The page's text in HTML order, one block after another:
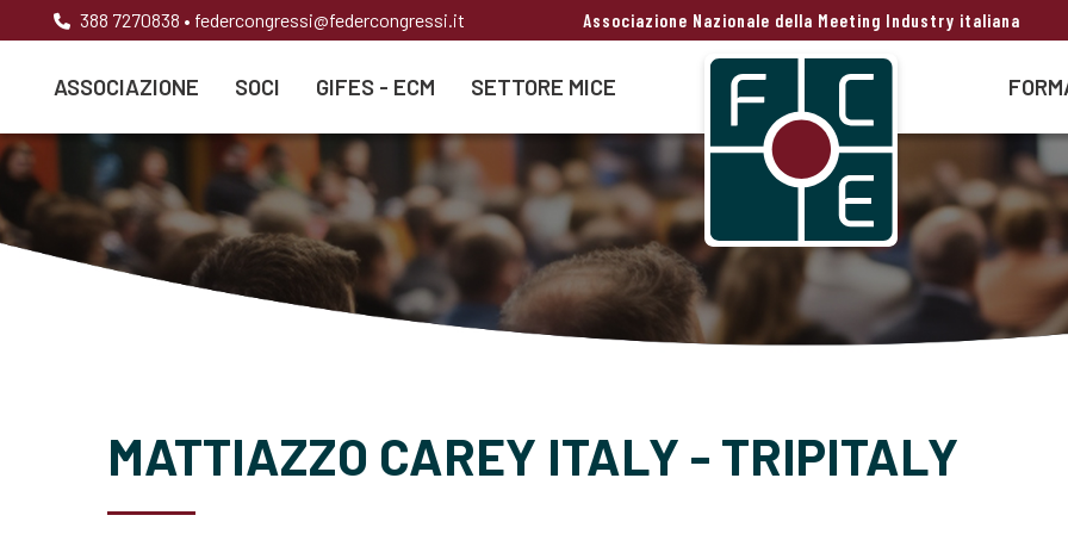
388 7270838 • federcongressi@federcongressi.it Associazione Nazionale della Meeting Industry italiana
ASSOCIAZIONE SOCI GIFES - ECM SETTORE MICE
MATTIAZZO CAREY ITALY - TRIPITALY